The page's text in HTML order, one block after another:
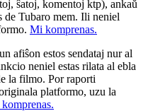
ŝatoj, komentoj ktp), ankaŭ
de Tubaro mem. Ili neniel
Mi komprenas.
afiŝon estos sendataj nur al
neniel estas rilata al ebla
la filmo. Por raporti
platformo, uzu la